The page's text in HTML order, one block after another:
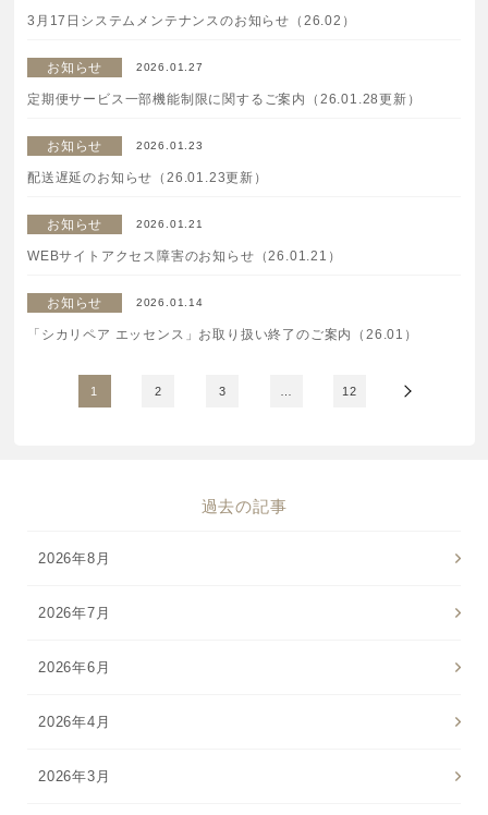
フォームでのお問合わせはこちら
3月17日システムメンテナンスのお知らせ（26.02）
お知らせ 2026.01.27
定期便サービス一部機能制限に関するご案内（26.01.28更新）
お知らせ 2026.01.23
配送遅延のお知らせ（26.01.23更新）
お知らせ 2026.01.21
WEBサイトアクセス障害のお知らせ（26.01.21）
お知らせ 2026.01.14
「シカリペア エッセンス」お取り扱い終了のご案内（26.01）
1 2 3 12
過去の記事
2026年8月
2026年7月
2026年6月
2026年4月
2026年3月